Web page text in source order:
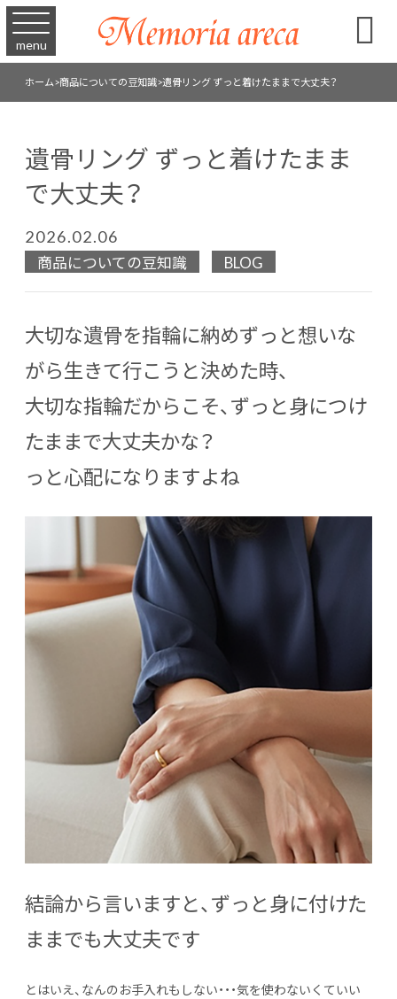
menu 
ホーム>商品についての豆知識>遺骨リング ずっと着けたままで大丈夫？
遺骨リング ずっと着けたまま
で大丈夫？
2026.02.06
商品についての豆知識 BLOG
大切な遺骨を指輪に納めずっと想いな
がら生きて行こうと決めた時、
大切な指輪だからこそ、ずっと身につけ
たままで大丈夫かな？
っと心配になりますよね
結論から言いますと、ずっと身に付けた
ままでも大丈夫です
とはいえ、なんのお手入れもしない・・・気を使わないくていい